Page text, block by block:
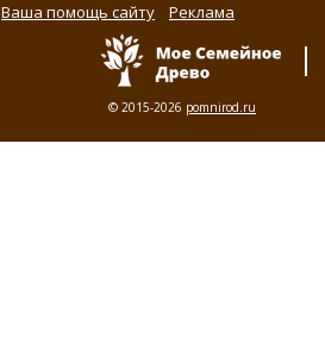
Ваша помощь сайту Реклама
© 2015-2026 pomnirod.ru